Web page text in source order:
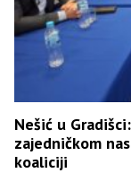
Nešić u
zajedničkom
koaliciji